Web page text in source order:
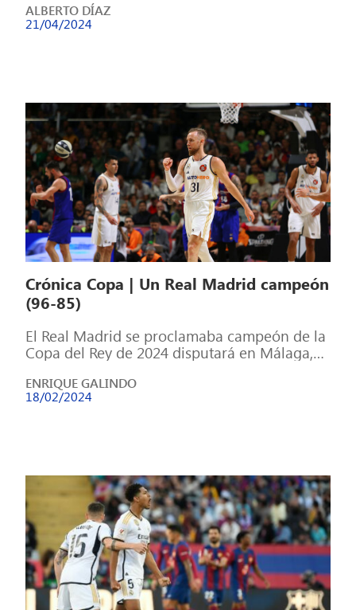
ALBERTO DÍAZ
21/04/2024
Crónica Copa | Un Real Madrid campeón
(96-85)
El Real Madrid se proclamaba campeón de la
Copa del Rey de 2024 disputará en Málaga,
ENRIQUE GALINDO
18/02/2024